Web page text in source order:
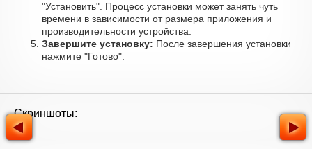
"Установить". Процесс установки может занять чуть
времени в зависимости от размера приложения и
производительности устройства.
Завершите установку: После завершения установки
нажмите "Готово".
Скриншоты: